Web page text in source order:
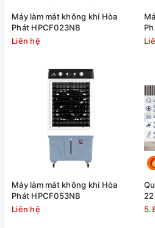
Máy làm mát không khí Hòa
Phát HPCF023NB
Liên hệ
Máy làm mát không khí Hòa
Phát HPCF053NB
Liên hệ